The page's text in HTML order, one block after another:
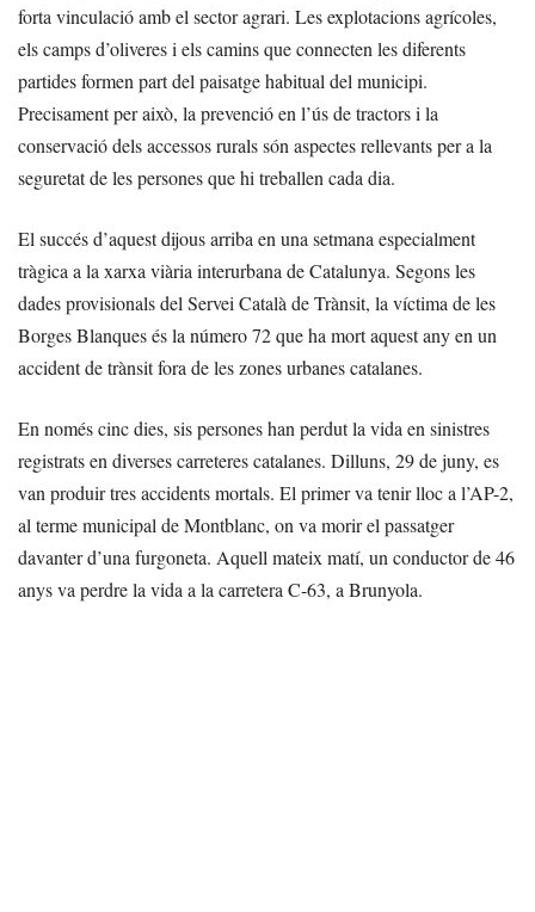
forta vinculació amb el sector agrari. Les explotacions agrícoles,
els camps d’oliveres i els camins que connecten les diferents
partides formen part del paisatge habitual del municipi.
Precisament per això, la prevenció en l’ús de tractors i la
conservació dels accessos rurals són aspectes rellevants per a la
seguretat de les persones que hi treballen cada dia.
El succés d’aquest dijous arriba en una setmana especialment
tràgica a la xarxa viària interurbana de Catalunya. Segons les
dades provisionals del Servei Català de Trànsit, la víctima de les
Borges Blanques és la número 72 que ha mort aquest any en un
accident de trànsit fora de les zones urbanes catalanes.
En només cinc dies, sis persones han perdut la vida en sinistres
registrats en diverses carreteres catalanes. Dilluns, 29 de juny, es
van produir tres accidents mortals. El primer va tenir lloc a l’AP-2,
al terme municipal de Montblanc, on va morir el passatger
davanter d’una furgoneta. Aquell mateix matí, un conductor de 46
anys va perdre la vida a la carretera C-63, a Brunyola.